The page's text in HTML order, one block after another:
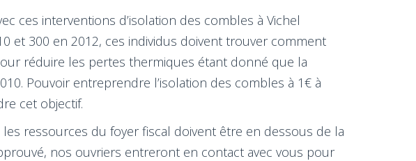
ces interventions d’isolation des combles à Vichel
et 300 en 2012, ces individus doivent trouver comment
réduire les pertes thermiques étant donné que la
Pouvoir entreprendre l’isolation des combles à 1€ à
cet objectif.
ressources du foyer fiscal doivent être en dessous de la
nos ouvriers entreront en contact avec vous pour